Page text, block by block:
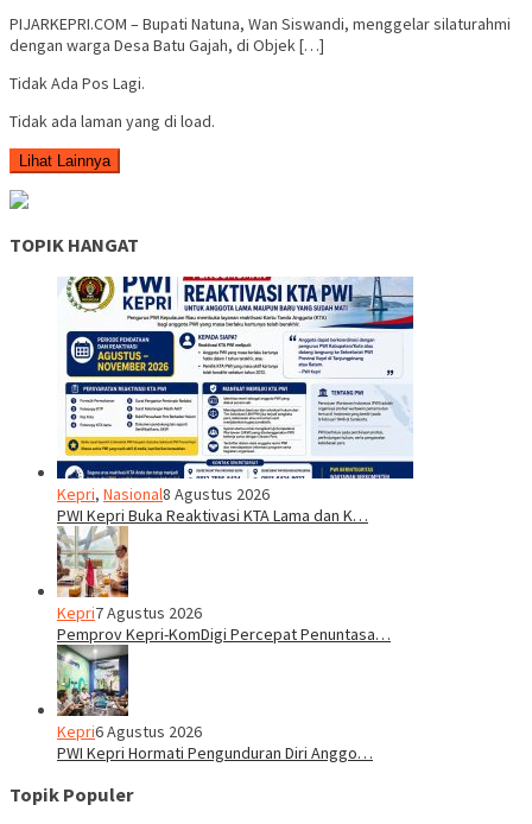
PIJARKEPRI.COM – Bupati Natuna, Wan Siswandi, menggelar silaturahmi
dengan warga Desa Batu Gajah, di Objek […]
Tidak Ada Pos Lagi.
Tidak ada laman yang di load.
Lihat Lainnya
TOPIK HANGAT
Kepri, Nasional8 Agustus 2026
PWI Kepri Buka Reaktivasi KTA Lama dan K…
Kepri7 Agustus 2026
Pemprov Kepri-KomDigi Percepat Penuntasa…
Kepri6 Agustus 2026
PWI Kepri Hormati Pengunduran Diri Anggo…
Topik Populer